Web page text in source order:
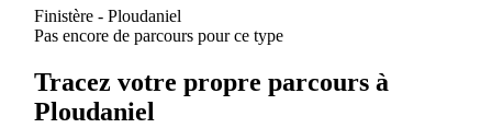
Finistère - Ploudaniel
Pas encore de parcours pour ce type
Tracez votre propre parcours à
Ploudaniel